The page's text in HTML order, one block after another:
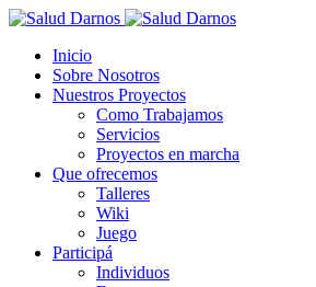
Inicio
Sobre Nosotros
Nuestros Proyectos
Como Trabajamos
Servicios
Proyectos en marcha
Que ofrecemos
Talleres
Wiki
Juego
Participá
Individuos